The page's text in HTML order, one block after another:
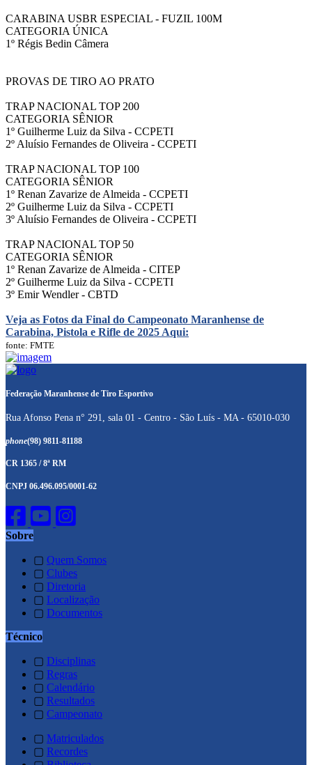
CARABINA USBR ESPECIAL - FUZIL 100M
CATEGORIA ÚNICA
1º Régis Bedin Câmera
PROVAS DE TIRO AO PRATO
TRAP NACIONAL TOP 200
CATEGORIA SÊNIOR
1º Guilherme Luiz da Silva - CCPETI
2º Aluísio Fernandes de Oliveira - CCPETI
TRAP NACIONAL TOP 100
CATEGORIA SÊNIOR
1º Renan Zavarize de Almeida - CCPETI
2º Guilherme Luiz da Silva - CCPETI
3º Aluísio Fernandes de Oliveira - CCPETI
TRAP NACIONAL TOP 50
CATEGORIA SÊNIOR
1º Renan Zavarize de Almeida - CITEP
2º Guilherme Luiz da Silva - CCPETI
3º Emir Wendler - CBTD
Veja as Fotos da Final do Campeonato Maranhense de
Carabina, Pistola e Rifle de 2025 Aqui:
fonte: FMTE
Federação Maranhense de Tiro Esportivo
Rua Afonso Pena n° 291, sala 01 - Centro - São Luís - MA - 65010-030
phone(98) 9811-81188
CR 1365 / 8ª RM
CNPJ 06.496.095/0001-62
Sobre
▢ Quem Somos
▢ Clubes
▢ Diretoria
▢ Localização
▢ Documentos
Técnico
▢ Disciplinas
▢ Regras
▢ Calendário
▢ Resultados
▢ Campeonato
▢ Matriculados
▢ Recordes